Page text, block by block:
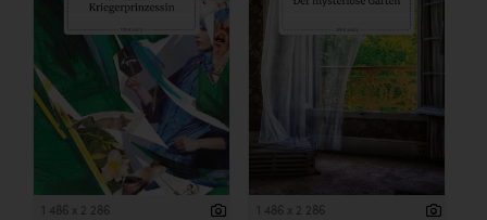
1 486 x 2 286 1 486 x 2 286